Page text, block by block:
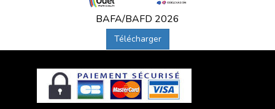
BAFA/BAFD 2026
Télécharger